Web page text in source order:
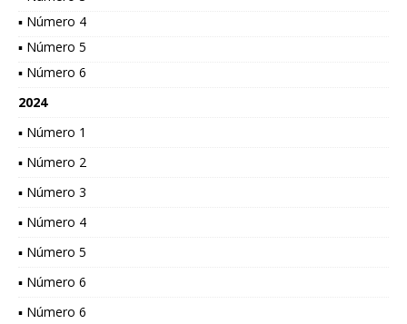
▪ Número 4
▪ Número 5
▪ Número 6
2024
▪ Número 1
▪ Número 2
▪ Número 3
▪ Número 4
▪ Número 5
▪ Número 6
▪ Número 6